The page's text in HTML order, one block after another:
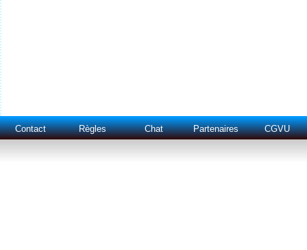
Contact Règles Chat Partenaires CGVU